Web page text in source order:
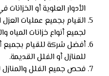
الأدوار العلوية أو الخزانات
القيام بجميع عمليات العزل
لجميع أنواع خزانات المياه
أفضل شركة للقيام بجميع
للمنازل أو الفلل القديمة.
فحص جميع الفلل